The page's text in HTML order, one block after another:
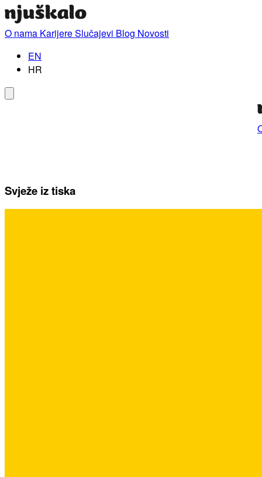
O nama KarijereSlučajevi Blog Novosti
EN
HR
Svježe iz tiska